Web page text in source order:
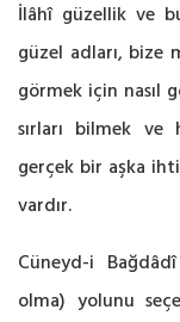
İlâhî güzellik ve
güzel adları, bize
görmek için nasıl
‎sırları bilmek
gerçek bir aşka
vardır.
Cüneyd-i Bağdâdî
olma) yolunu